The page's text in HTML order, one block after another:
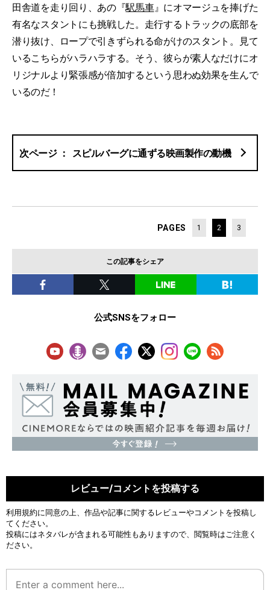
田舎道を走り回り、あの『駅馬車』にオマージュを捧げた
有名なスタントにも挑戦した。走行するトラックの底部を
潜り抜け、ロープで引きずられる命がけのスタント。見て
いるこちらがハラハラする。そう、彼らが素人なだけにオ
リジナルより緊張感が倍加するという思わぬ効果を生んで
いるのだ！
スピルバーグに通ずる映画製作の動機
PAGES 1 2 3
この記事をシェア
公式SNSをフォロー
レビュー/コメントを投稿する
利用規約に同意の上、作品や記事に関するレビューやコメントを投稿し
てください。
投稿にはネタバレが含まれる可能性もありますので、閲覧時はご注意く
ださい。